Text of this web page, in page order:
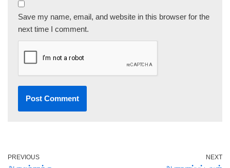
Save my name, email, and website in this browser for the
next time I comment.
PREVIOUS NEXT